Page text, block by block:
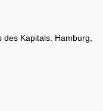
des Kapitals. Hamburg,